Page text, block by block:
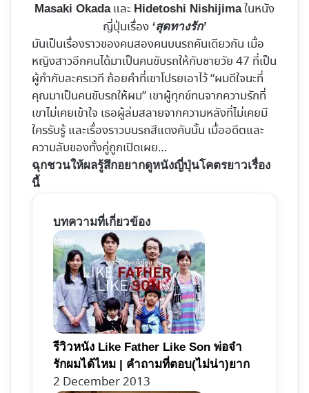
Masaki Okadaและ Hidetoshi Nishijimaในหนัง
ญี่ปุ่นเรื่อง ‘สุดทางรัก’
มันเป็นเรื่องราวของคนสองคนบนรถคันเดียวกัน เมื่อ
หญิงสาวอีกคนได้มาเป็นคนขับรถให้กับชายวัย 47 ที่เป็น
ผู้กำกับละครเวที ถ้อยคำที่เขาโปรยเอาไว้ “ผมดีใจนะที่
คุณมาเป็นคนขับรถให้ผม” เขาผู้ทุกข์ทนจากความรักที่
เขาไม่เคยเข้าใจ เธอผู้ล่มสลายจากความหลังที่ไม่เคยมี
ใครรับรู้ และเรื่องราวบนรถสีแดงคันนั้น เมื่ออดีตและ
ความลับของทั้งคู่ถูกเปิดเผย…
ฉุกชวนให้ผลรู้สึกอยากดูหนังญี่ปุ่นโคตรยาวเรื่อง
นี้
บทความที่เกี่ยวข้อง
รีวิวหนัง Like Father Like Son พ่อจ๋า
รักผมได้ไหม | คำถามที่ตอบ(ไม่น่า)ยาก
2 December 2013